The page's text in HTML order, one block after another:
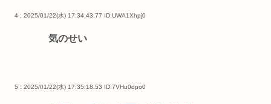
4 : 2025/01/22(水) 17:34:43.77 ID:UWA1Xhpj0
気のせい
5 : 2025/01/22(水) 17:35:18.53 ID:7VHu0dpo0